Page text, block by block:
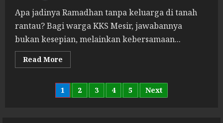
Apa jadinya Ramadhan tanpa keluarga di tanah
rantau? Bagi warga KKS Mesir, jawabannya
bukan kesepian, melainkan kebersamaan...
Read More
more
Menyapa:
Kisah
Kebersamaan
Paginasi
1 2 3 4 5 Next